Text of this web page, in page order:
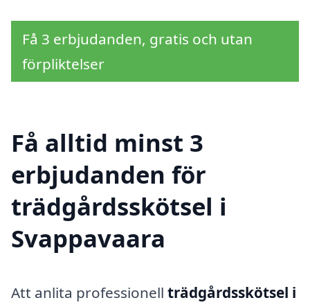
Få 3 erbjudanden, gratis och utan
förpliktelser
Få alltid minst 3
erbjudanden för
trädgårdsskötsel i
Svappavaara
Att anlita professionell trädgårdsskötsel i